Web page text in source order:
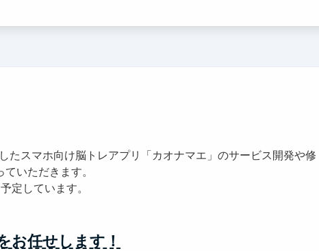
たスマホ向け脳トレアプリ「カオナマエ」のサービス開発や修
いただきます。
定しています。
お任せします！